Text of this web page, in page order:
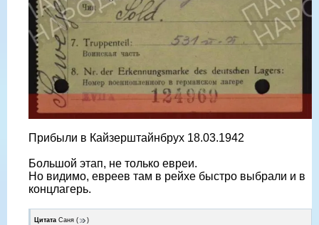
Прибыли в Кайзерштайнбрух 18.03.1942
Большой этап, не только евреи.
Но видимо, евреев там в рейхе быстро выбрали и в
концлагерь.
Цитата Саня ( )